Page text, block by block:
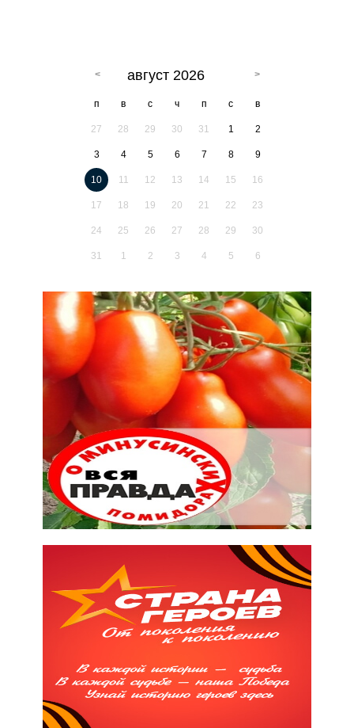
август 2026
п в с ч п с в
27 28 29 30 31 1 2
3 4 5 6 7 8 9
10 11 12 13 14 15 16
17 18 19 20 21 22 23
24 25 26 27 28 29 30
31 1 2 3 4 5 6